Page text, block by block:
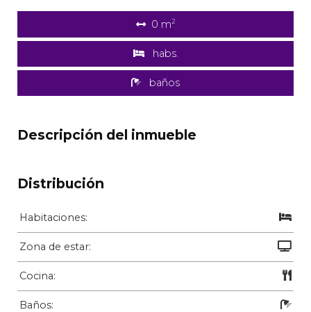
0 m2
habs.
baños
Descripción del inmueble
Distribución
Habitaciones:
Zona de estar:
Cocina:
Baños: